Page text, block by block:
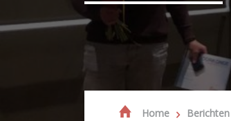
Home Berichten